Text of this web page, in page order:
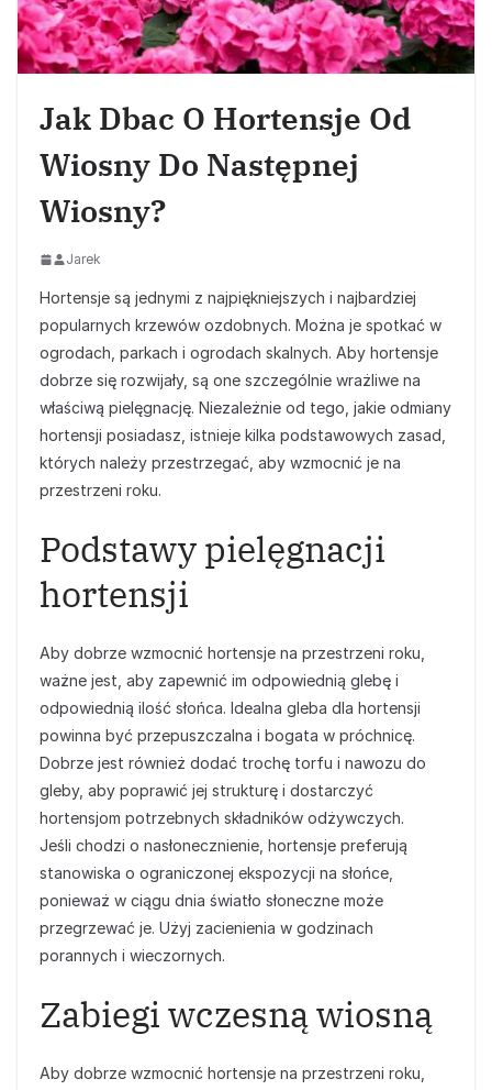
Jak Dbac O Hortensje Od
Wiosny Do Następnej
Wiosny?
Jarek
Hortensje są jednymi z najpiękniejszych i najbardziej
popularnych krzewów ozdobnych. Można je spotkać w
ogrodach, parkach i ogrodach skalnych. Aby hortensje
dobrze się rozwijały, są one szczególnie wrażliwe na
właściwą pielęgnację. Niezależnie od tego, jakie odmiany
hortensji posiadasz, istnieje kilka podstawowych zasad,
których należy przestrzegać, aby wzmocnić je na
przestrzeni roku.
Podstawy pielęgnacji
hortensji
Aby dobrze wzmocnić hortensje na przestrzeni roku,
ważne jest, aby zapewnić im odpowiednią glebę i
odpowiednią ilość słońca. Idealna gleba dla hortensji
powinna być przepuszczalna i bogata w próchnicę.
Dobrze jest również dodać trochę torfu i nawozu do
gleby, aby poprawić jej strukturę i dostarczyć
hortensjom potrzebnych składników odżywczych.
Jeśli chodzi o nasłonecznienie, hortensje preferują
stanowiska o ograniczonej ekspozycji na słońce,
ponieważ w ciągu dnia światło słoneczne może
przegrzewać je. Użyj zacienienia w godzinach
porannych i wieczornych.
Zabiegi wczesną wiosną
Aby dobrze wzmocnić hortensje na przestrzeni roku,